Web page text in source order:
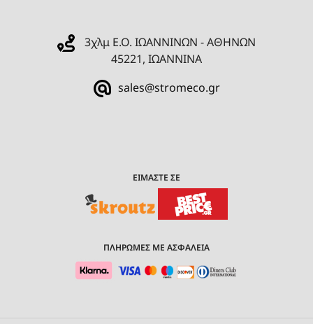
3χλμ Ε.Ο. ΙΩΑΝΝΙΝΩΝ - ΑΘΗΝΩΝ
45221, ΙΩΑΝΝΙΝΑ
sales@stromeco.gr
ΕΙΜΑΣΤΕ ΣΕ
ΠΛΗΡΩΜΕΣ ΜΕ ΑΣΦΑΛΕΙΑ